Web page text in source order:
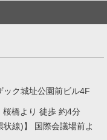
ク城址公園前ビル4F
橋より 徒歩 約4分
線)】 国際会議場前よ